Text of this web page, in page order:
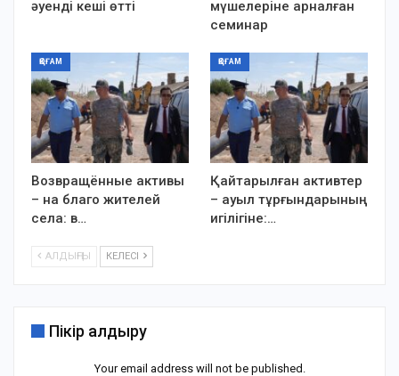
әуенді кеші өтті
мүшелеріне арналған
семинар
ҚОҒАМ
Возвращённые активы
– на благо жителей
села: в…
ҚОҒАМ
Қайтарылған активтер
– ауыл тұрғындарының
игілігіне:…
АЛДЫҢҒЫ КЕЛЕСІ
Пікір қалдыру
Your email address will not be published.